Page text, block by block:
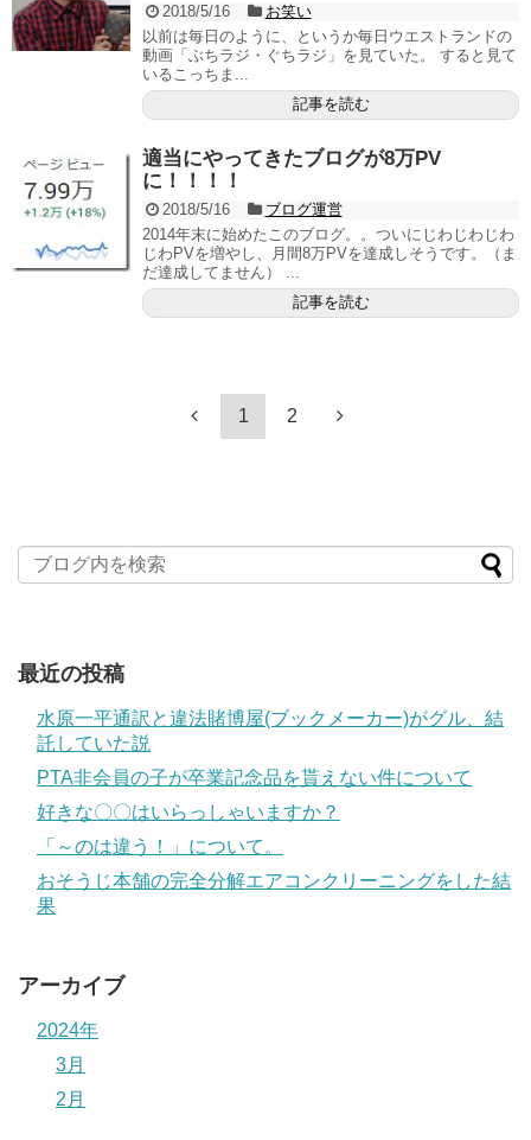
2018/5/16
お笑い
以前は毎日のように、というか毎日ウエストランドの
動画「ぶちラジ・ぐちラジ」を見ていた。 すると見て
いるこっちま...
記事を読む
適当にやってきたブログが8万PV
に！！！！
2018/5/16
ブログ運営
2014年末に始めたこのブログ。。ついにじわじわじわ
じわPVを増やし、月間8万PVを達成しそうです。（ま
だ達成してません） ...
記事を読む
1 2
最近の投稿
水原一平通訳と違法賭博屋(ブックメーカー)がグル、結
託していた説
PTA非会員の子が卒業記念品を貰えない件について
好きな〇〇はいらっしゃいますか？
「～のは違う！」について。
おそうじ本舗の完全分解エアコンクリーニングをした結
果
アーカイブ
2024年
3月
2月